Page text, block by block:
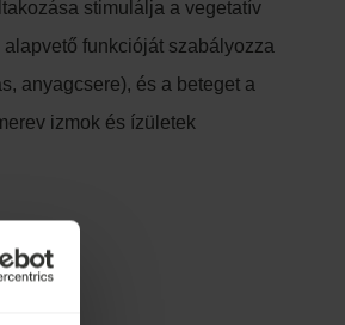
stimulálja a vegetatív
funkcióját szabályozza
anyagcsere), és a beteget a
izmok és ízületek